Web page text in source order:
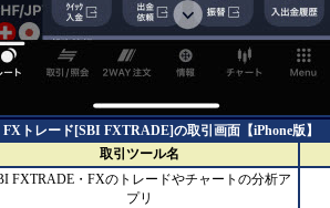
FXトレード[SBI FXTRADE]の取引画面【iPhone版】
取引ツール名
FXTRADE・FXのトレードやチャートの分析ア
プリ